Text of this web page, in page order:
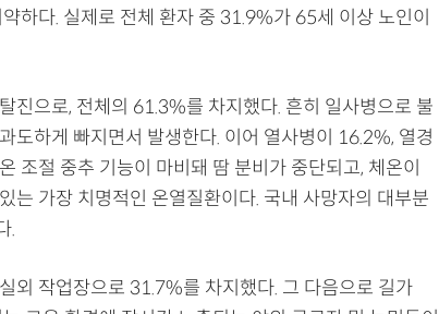
하다. 실제로 전체 환자 중 31.9%가 65세 이상 노인이
진으로, 전체의 61.3%를 차지했다. 흔히 일사병으로 불
도하게 빠지면서 발생한다. 이어 열사병이 16.2%, 열경
조절 중추 기능이 마비돼 땀 분비가 중단되고, 체온이
는 가장 치명적인 온열질환이다. 국내 사망자의 대부분
.
외 작업장으로 31.7%를 차지했다. 그 다음으로 길가